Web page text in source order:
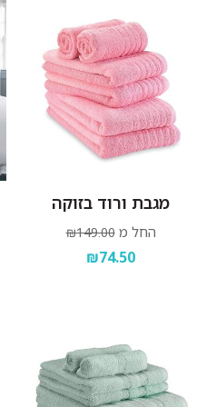
מגבת ורוד בזוקה
החל מ ₪149.00
₪74.50